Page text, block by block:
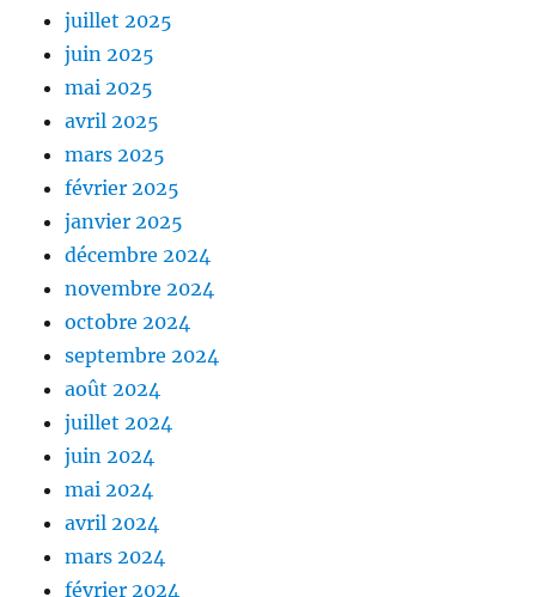
juillet 2025
juin 2025
mai 2025
avril 2025
mars 2025
février 2025
janvier 2025
décembre 2024
novembre 2024
octobre 2024
septembre 2024
août 2024
juillet 2024
juin 2024
mai 2024
avril 2024
mars 2024
février 2024